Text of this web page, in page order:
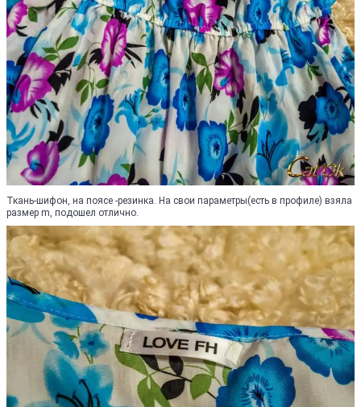
Ткань-шифон, на поясе -резинка. На свои параметры(есть в профиле) взяла
размер m, подошел отлично.